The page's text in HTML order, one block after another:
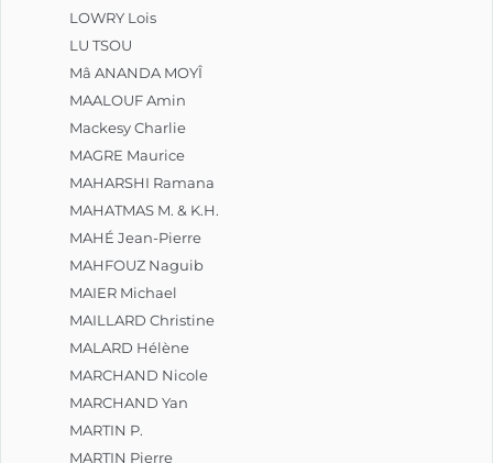
LOWRY Lois
LU TSOU
Mâ ANANDA MOYÎ
MAALOUF Amin
Mackesy Charlie
MAGRE Maurice
MAHARSHI Ramana
MAHATMAS M. & K.H.
MAHÉ Jean-Pierre
MAHFOUZ Naguib
MAIER Michael
MAILLARD Christine
MALARD Hélène
MARCHAND Nicole
MARCHAND Yan
MARTIN P.
MARTIN Pierre